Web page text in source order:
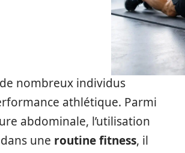
nombreux individus
athlétique. Parmi
abdominale, l’utilisation
une routine fitness, il